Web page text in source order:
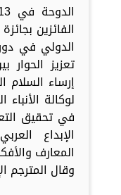
الفائزين
الدولي في
تعزيز
إرساء السلام
لوكالة
في تحقيق
الإبداع
المعارف
وقال المترجم